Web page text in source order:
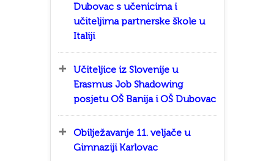
Dubovac s učenicima i
učiteljima partnerske škole u
Italiji
Učiteljice iz Slovenije u
Erasmus Job Shadowing
posjetu OŠ Banija i OŠ Dubovac
Obilježavanje 11. veljače u
Gimnaziji Karlovac